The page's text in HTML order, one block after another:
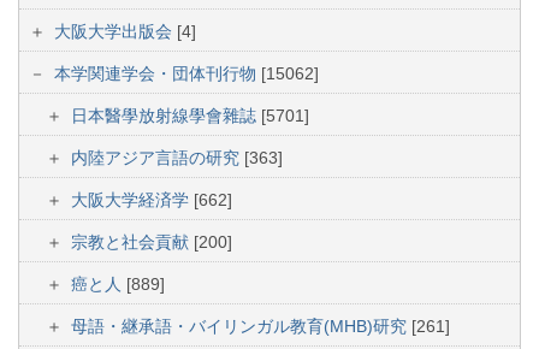
大阪大学出版会 [4]
本学関連学会・団体刊行物 [15062]
日本醫學放射線學會雜誌 [5701]
内陸アジア言語の研究 [363]
大阪大学経済学 [662]
宗教と社会貢献 [200]
癌と人 [889]
母語・継承語・バイリンガル教育(MHB)研究 [261]